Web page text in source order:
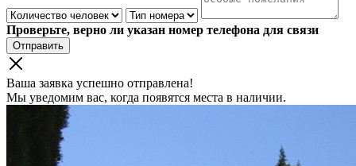
Проверьте, верно ли указан номер телефона для связи
Отправить
Ваша заявка успешно отправлена!
Мы уведомим вас, когда появятся места в наличии.